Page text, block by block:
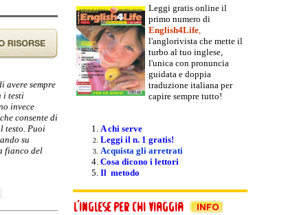
avere sempre
i testi
invece
consente di
testo. Puoi
su
fianco del
Leggi gratis online il
primo numero di
English4Life,
l'anglorivista che mette il
turbo al tuo inglese,
l'unica con pronuncia
guidata e doppia
traduzione italiana per
capire sempre tutto!
A chi serve
Leggi il n. 1 gratis!
Acquista gli arretrati
Cosa dicono i lettori
Il metodo